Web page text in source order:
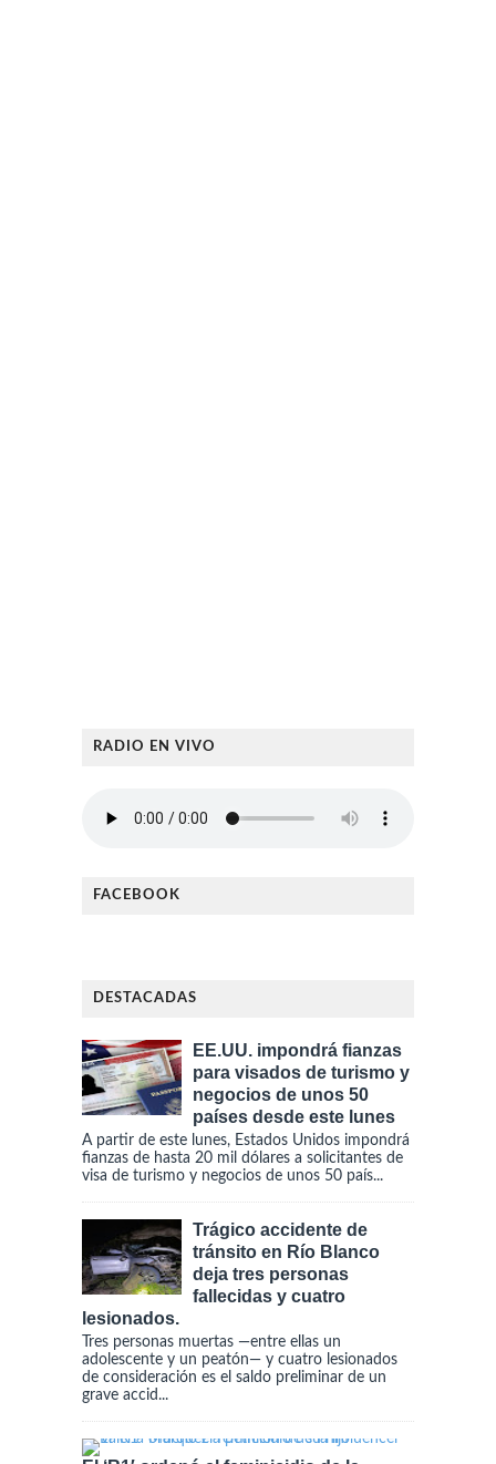
RADIO EN VIVO
FACEBOOK
DESTACADAS
EE.UU. impondrá fianzas
para visados de turismo y
negocios de unos 50
países desde este lunes
A partir de este lunes, Estados Unidos impondrá
fianzas de hasta 20 mil dólares a solicitantes de
visa de turismo y negocios de unos 50 país...
Trágico accidente de
tránsito en Río Blanco
deja tres personas
fallecidas y cuatro
lesionados.
Tres personas muertas —entre ellas un
adolescente y un peatón— y cuatro lesionados
de consideración es el saldo preliminar de un
grave accid...